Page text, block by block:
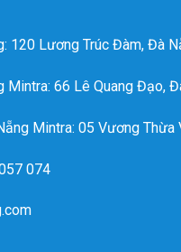
: 120 Lương Trúc Đàm, Đà
Mintra: 66 Lê Quang Đạo,
Mintra: 05 Vương Thừa
074